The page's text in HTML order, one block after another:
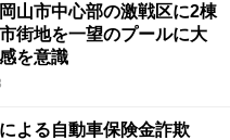
山市中心部の激戦区に2棟
街地を一望のプールに大
を意識
よる自動車保険金詐欺